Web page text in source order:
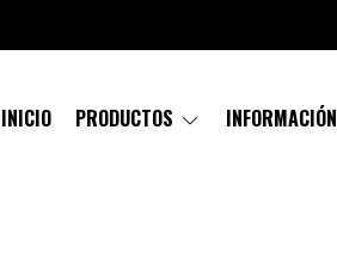
INICIO PRODUCTOS INFORMACIÓN